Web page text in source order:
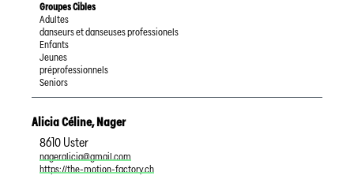
Groupes Cibles
Adultes
danseurs et danseuses professionels
Enfants
Jeunes
préprofessionnels
Seniors
Alicia Céline,Nager
8610 Uster
nageralicia@gmail.com
https://the-motion-factory.ch